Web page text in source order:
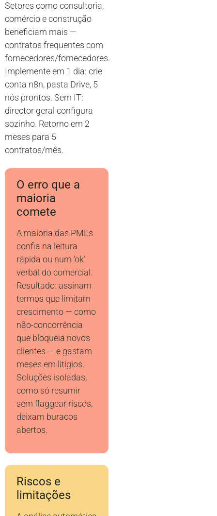
Setores como consultoria,
comércio e construção
beneficiam mais —
contratos frequentes com
fornecedores/fornecedores.
Implemente em 1 dia: crie
conta n8n, pasta Drive, 5
nós prontos. Sem IT:
director geral configura
sozinho. Retorno em 2
meses para 5
contratos/mês.
O erro que a
maioria
comete
A maioria das PMEs
confia na leitura
rápida ou num ‘ok’
verbal do comercial.
Resultado: assinam
termos que limitam
crescimento — como
não-concorrência
que bloqueia novos
clientes — e gastam
meses em litígios.
Soluções isoladas,
como só resumir
sem flaggear riscos,
deixam buracos
abertos.
Riscos e
limitações